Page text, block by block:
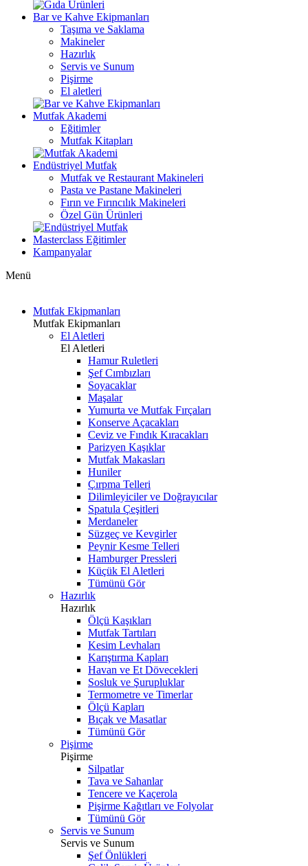
Bar ve Kahve Ekipmanları
Taşıma ve Saklama
Makineler
Hazırlık
Servis ve Sunum
Pişirme
El aletleri
Mutfak Akademi
Eğitimler
Mutfak Kitapları
Endüstriyel Mutfak
Mutfak ve Restaurant Makineleri
Pasta ve Pastane Makineleri
Fırın ve Fırıncılık Makineleri
Özel Gün Ürünleri
Masterclass Eğitimler
Kampanyalar
Menü
Mutfak Ekipmanları
Mutfak Ekipmanları
El Aletleri
El Aletleri
Hamur Ruletleri
Şef Cımbızları
Soyacaklar
Maşalar
Yumurta ve Mutfak Fırçaları
Konserve Açacakları
Ceviz ve Fındık Kıracakları
Parizyen Kaşıklar
Mutfak Makasları
Huniler
Çırpma Telleri
Dilimleyiciler ve Doğrayıcılar
Spatula Çeşitleri
Merdaneler
Süzgeç ve Kevgirler
Peynir Kesme Telleri
Hamburger Pressleri
Küçük El Aletleri
Tümünü Gör
Hazırlık
Hazırlık
Ölçü Kaşıkları
Mutfak Tartıları
Kesim Levhaları
Karıştırma Kapları
Havan ve Et Dövecekleri
Sosluk ve Şurupluklar
Termometre ve Timerlar
Ölçü Kapları
Bıçak ve Masatlar
Tümünü Gör
Pişirme
Pişirme
Silpatlar
Tava ve Sahanlar
Tencere ve Kaçerola
Pişirme Kağıtları ve Folyolar
Tümünü Gör
Servis ve Sunum
Servis ve Sunum
Şef Önlükleri